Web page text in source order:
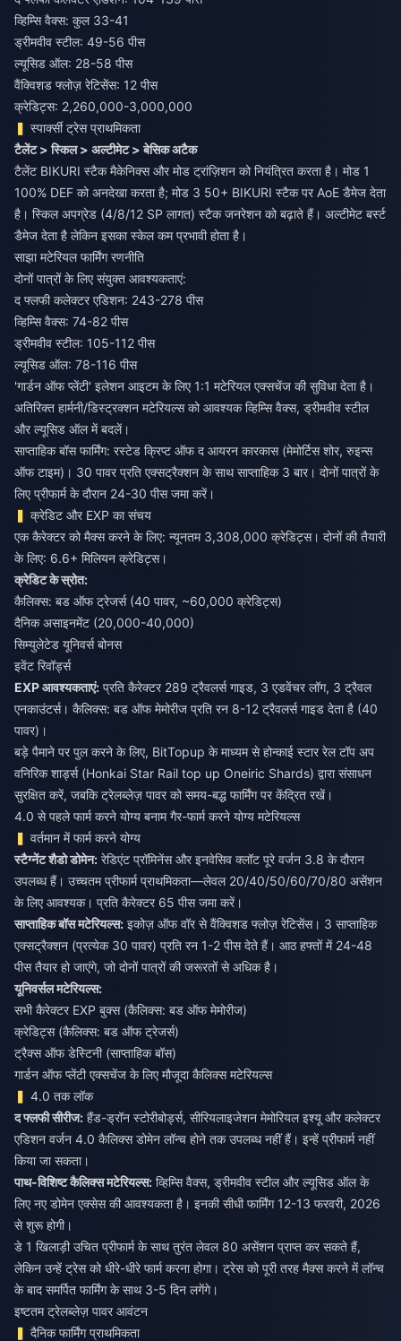
व्हिम्सि वैक्स: कुल 33-41
ड्रीमवीव स्टील: 49-56 पीस
ल्यूसिड ऑल: 28-58 पीस
वैंक्विशड फ्लोज़ रेटिसेंस: 12 पीस
क्रेडिट्स: 2,260,000-3,000,000
स्पार्क्सी ट्रेस प्राथमिकता
टैलेंट > स्किल > अल्टीमेट > बेसिक अटैक
टैलेंट BIKURI स्टैक मैकेनिक्स और मोड ट्रांज़िशन को नियंत्रित करता है। मोड 1
100% DEF को अनदेखा करता है; मोड 3 50+ BIKURI स्टैक पर AoE डैमेज देता
है। स्किल अपग्रेड (4/8/12 SP लागत) स्टैक जनरेशन को बढ़ाते हैं। अल्टीमेट बर्स्ट
डैमेज देता है लेकिन इसका स्केल कम प्रभावी होता है।
साझा मटेरियल फार्मिंग रणनीति
दोनों पात्रों के लिए संयुक्त आवश्यकताएं:
द फ्लफी कलेक्टर एडिशन: 243-278 पीस
व्हिम्सि वैक्स: 74-82 पीस
ड्रीमवीव स्टील: 105-112 पीस
ल्यूसिड ऑल: 78-116 पीस
'गार्डन ऑफ प्लेंटी' इलेशन आइटम के लिए 1:1 मटेरियल एक्सचेंज की सुविधा देता है।
अतिरिक्त हार्मनी/डिस्ट्रक्शन मटेरियल्स को आवश्यक व्हिम्सि वैक्स, ड्रीमवीव स्टील
और ल्यूसिड ऑल में बदलें।
साप्ताहिक बॉस फार्मिंग: रस्टेड क्रिप्ट ऑफ द आयरन कारकास (मेमोर्टिस शोर, रुइन्स
ऑफ टाइम)। 30 पावर प्रति एक्सट्रैक्शन के साथ साप्ताहिक 3 बार। दोनों पात्रों के
लिए प्रीफार्म के दौरान 24-30 पीस जमा करें।
क्रेडिट और EXP का संचय
एक कैरेक्टर को मैक्स करने के लिए: न्यूनतम 3,308,000 क्रेडिट्स। दोनों की तैयारी
के लिए: 6.6+ मिलियन क्रेडिट्स।
क्रेडिट के स्रोत:
कैलिक्स: बड ऑफ ट्रेजर्स (40 पावर, ~60,000 क्रेडिट्स)
दैनिक असाइनमेंट (20,000-40,000)
सिम्युलेटेड यूनिवर्स बोनस
इवेंट रिवॉर्ड्स
EXP आवश्यकताएं: प्रति कैरेक्टर 289 ट्रैवलर्स गाइड, 3 एडवेंचर लॉग, 3 ट्रैवल
एनकाउंटर्स। कैलिक्स: बड ऑफ मेमोरीज प्रति रन 8-12 ट्रैवलर्स गाइड देता है (40
पावर)।
बड़े पैमाने पर पुल करने के लिए, BitTopup के माध्यम सेहोन्काई स्टार रेल टॉप अप
वनिरिक शार्ड्स (Honkai Star Rail top up Oneiric Shards) द्वारा संसाधन
सुरक्षित करें, जबकि ट्रेलब्लेज़ पावर को समय-बद्ध फार्मिंग पर केंद्रित रखें।
4.0 से पहले फार्म करने योग्य बनाम गैर-फार्म करने योग्य मटेरियल्स
वर्तमान में फार्म करने योग्य
स्टैग्नेंट शैडो डोमेन: रेडिएंट प्रॉमिनेंस और इनवेसिव क्लॉट पूरे वर्जन 3.8 के दौरान
उपलब्ध हैं। उच्चतम प्रीफार्म प्राथमिकता—लेवल 20/40/50/60/70/80 असेंशन
के लिए आवश्यक। प्रति कैरेक्टर 65 पीस जमा करें।
साप्ताहिक बॉस मटेरियल्स: इकोज़ ऑफ वॉर से वैंक्विशड फ्लोज़ रेटिसेंस। 3 साप्ताहिक
एक्सट्रैक्शन (प्रत्येक 30 पावर) प्रति रन 1-2 पीस देते हैं। आठ हफ्तों में 24-48
पीस तैयार हो जाएंगे, जो दोनों पात्रों की जरूरतों से अधिक है।
यूनिवर्सल मटेरियल्स:
सभी कैरेक्टर EXP बुक्स (कैलिक्स: बड ऑफ मेमोरीज)
क्रेडिट्स (कैलिक्स: बड ऑफ ट्रेजर्स)
ट्रैक्स ऑफ डेस्टिनी (साप्ताहिक बॉस)
गार्डन ऑफ प्लेंटी एक्सचेंज के लिए मौजूदा कैलिक्स मटेरियल्स
4.0 तक लॉक
द फ्लफी सीरीज: हैंड-ड्रॉन स्टोरीबोर्ड्स, सीरियलाइजेशन मेमोरियल इश्यू और कलेक्टर
एडिशन वर्जन 4.0 कैलिक्स डोमेन लॉन्च होने तक उपलब्ध नहीं हैं। इन्हें प्रीफार्म नहीं
किया जा सकता।
पाथ-विशिष्ट कैलिक्स मटेरियल्स: व्हिम्सि वैक्स, ड्रीमवीव स्टील और ल्यूसिड ऑल के
लिए नए डोमेन एक्सेस की आवश्यकता है। इनकी सीधी फार्मिंग 12-13 फरवरी, 2026
से शुरू होगी।
डे 1 खिलाड़ी उचित प्रीफार्म के साथ तुरंत लेवल 80 असेंशन प्राप्त कर सकते हैं,
लेकिन उन्हें ट्रेस को धीरे-धीरे फार्म करना होगा। ट्रेस को पूरी तरह मैक्स करने में लॉन्च
के बाद समर्पित फार्मिंग के साथ 3-5 दिन लगेंगे।
इष्टतम ट्रेलब्लेज़ पावर आवंटन
दैनिक फार्मिंग प्राथमिकता